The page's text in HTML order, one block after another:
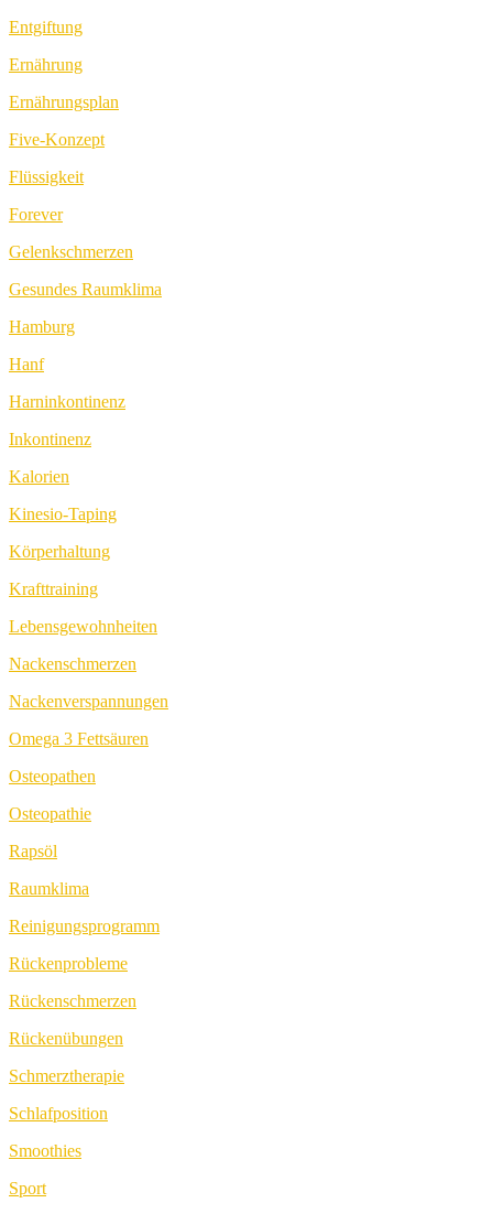
Entgiftung
Ernährung
Ernährungsplan
Five-Konzept
Flüssigkeit
Forever
Gelenkschmerzen
Gesundes Raumklima
Hamburg
Hanf
Harninkontinenz
Inkontinenz
Kalorien
Kinesio-Taping
Körperhaltung
Krafttraining
Lebensgewohnheiten
Nackenschmerzen
Nackenverspannungen
Omega 3 Fettsäuren
Osteopathen
Osteopathie
Rapsöl
Raumklima
Reinigungsprogramm
Rückenprobleme
Rückenschmerzen
Rückenübungen
Schmerztherapie
Schlafposition
Smoothies
Sport